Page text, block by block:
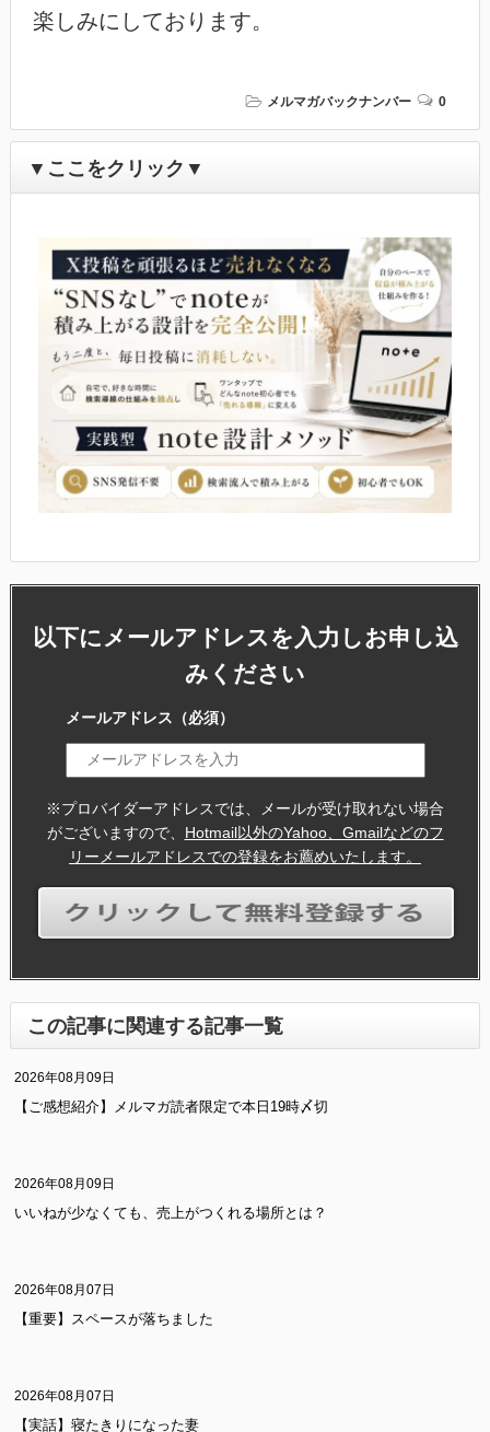
メルマガバックナンバー 0
▼ここをクリック▼
以下にメールアドレスを入力しお申し込
みください
メールアドレス （必須）
※プロバイダーアドレスでは、メールが受け取れない場合
がございますので、 Hotmail以外のYahoo、Gmailなどのフ
リーメールアドレスでの登録をお薦めいたします。
この記事に関連する記事一覧
2026年08月09日
【ご感想紹介】メルマガ読者限定で本日19時〆切
2026年08月09日
いいねが少なくても、売上がつくれる場所とは？
2026年08月07日
【重要】スペースが落ちました
2026年08月07日
【実話】寝たきりになった妻